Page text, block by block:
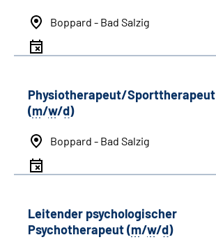
Boppard - Bad Salzig
Physiotherapeut/Sporttherapeut
(m/w/d)
Boppard - Bad Salzig
Leitender psychologischer
Psychotherapeut (m/w/d)